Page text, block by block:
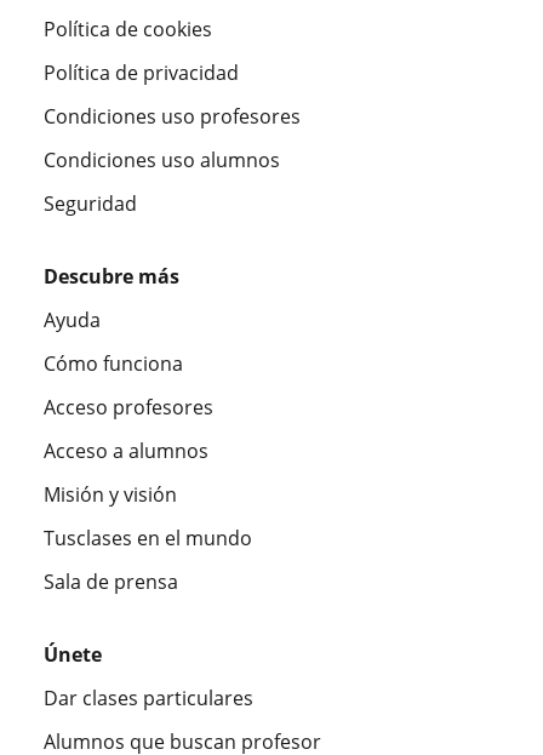
Política de cookies
Política de privacidad
Condiciones uso profesores
Condiciones uso alumnos
Seguridad
Descubre más
Ayuda
Cómo funciona
Acceso profesores
Acceso a alumnos
Misión y visión
Tusclases en el mundo
Sala de prensa
Únete
Dar clases particulares
Alumnos que buscan profesor